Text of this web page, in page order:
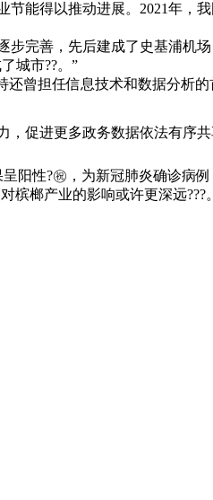
能得以推动进展。2021年，
完善，先后建成了史基浦机
城市??。”
曾担任信息技术和数据分析
促进更多政务数据依法有序共
性?㊗，为新冠肺炎确诊病例
榔产业的影响或许更深远???。